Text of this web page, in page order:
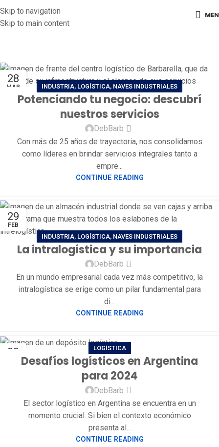
Skip to navigation
Skip to main content
28
MAR INDUSTRIA, LOGÍSTICA, NAVES INDUSTRIALES
Potenciando tu negocio: descubrí
nuestros servicios
DebBarb
Con más de 25 años de trayectoria, nos consolidamos
como líderes en brindar servicios integrales tanto a
empre...
CONTINUE READING
29
FEB
INDUSTRIA, LOGÍSTICA, NAVES INDUSTRIALES
La intralogística y su importancia
DebBarb
En un mundo empresarial cada vez más competitivo, la
intralogística se erige como un pilar fundamental para
di...
CONTINUE READING
23 LOGÍSTICA
Desafíos logísticos en Argentina
para 2024
DebBarb
El sector logístico en Argentina se encuentra en un
momento crucial. Si bien el contexto económico
presenta al...
CONTINUE READING